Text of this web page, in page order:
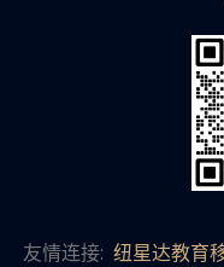
友情连接: 纽星达教育